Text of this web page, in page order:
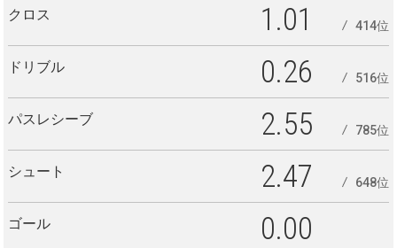
クロス 1.01 414位
ドリブル 0.26 516位
パスレシーブ 2.55 785位
シュート 2.47 648位
ゴール 0.00